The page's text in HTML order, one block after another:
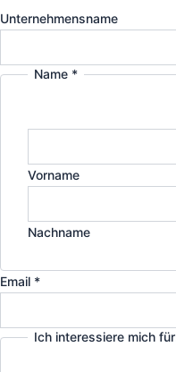
Unternehmensname
mich Name *
Vorname
Nachname
Email *
Ich interessiere mich